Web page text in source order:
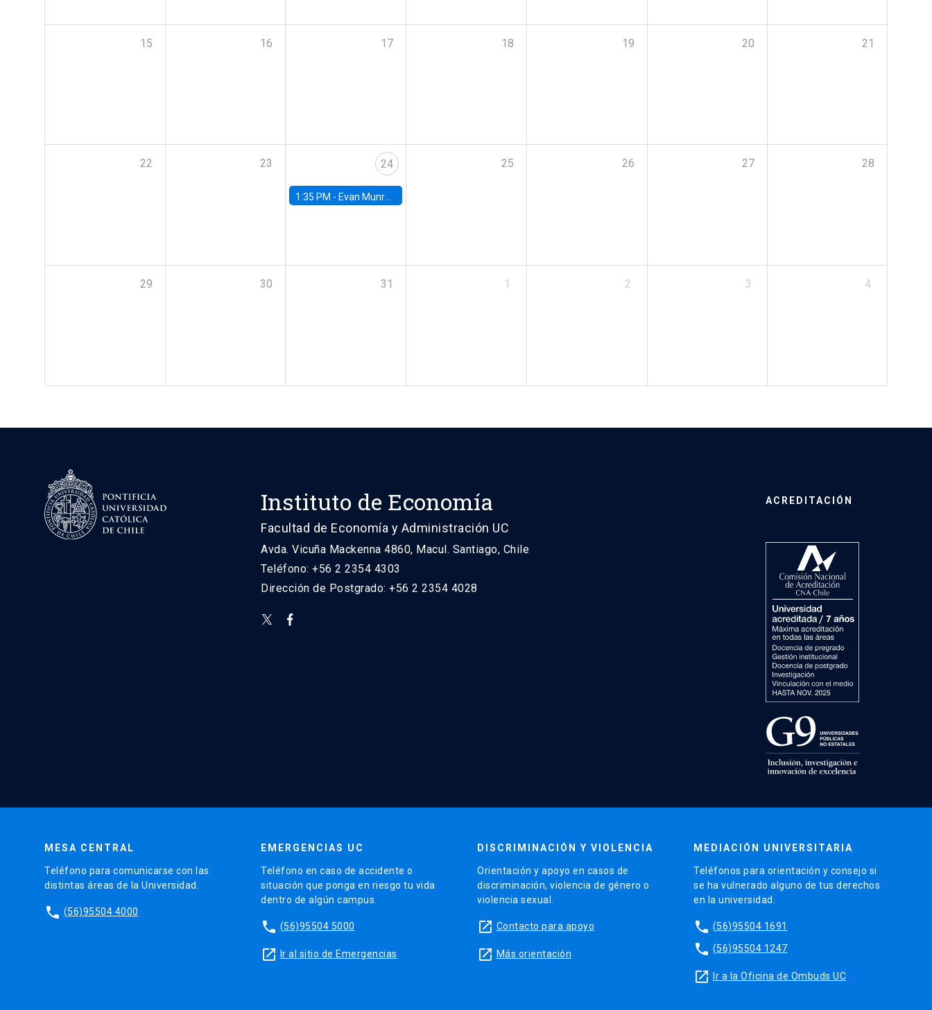
15 16 17 18 19 20 21
22 23 24
1:35 PM - Evan Munro, Neyman Visiting Assistant Professor in the Department of Statistics at UC Berkeley
25 26 27 28
29 30 31 1 2 3 4
Instituto de Economía
Facultad de Economía y Administración UC
Avda. Vicuña Mackenna 4860, Macul. Santiago, Chile
Teléfono: +56 2 2354 4303
Dirección de Postgrado: +56 2 2354 4028
ACREDITACIÓN
MESA CENTRAL
Teléfono para comunicarse con las
distintas áreas de la Universidad.
phone (56)95504 4000
EMERGENCIAS UC
Teléfono en caso de accidente o
situación que ponga en riesgo tu vida
dentro de algún campus.
phone (56)95504 5000
launch Ir al sitio de Emergencias
DISCRIMINACIÓN Y VIOLENCIA
Orientación y apoyo en casos de
discriminación, violencia de género o
violencia sexual.
launch Contacto para apoyo
launch Más orientación
MEDIACIÓN UNIVERSITARIA
Teléfonos para orientación y consejo si
se ha vulnerado alguno de tus derechos
en la universidad.
phone (56)95504 1691
phone (56)95504 1247
launch Ir a la Oficina de Ombuds UC